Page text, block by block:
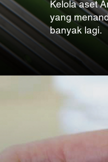
Kelola aset
yang
banyak lagi.